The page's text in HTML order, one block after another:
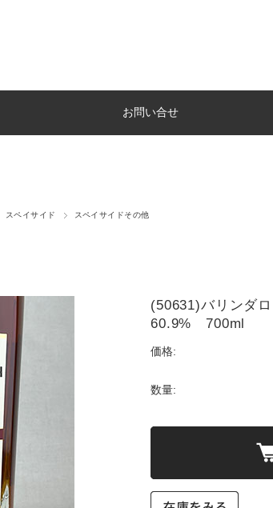
お問い合せ
スペイサイド スペイサイドその他
(50631)バリンダ
60.9% 700ml
価格:
数量: